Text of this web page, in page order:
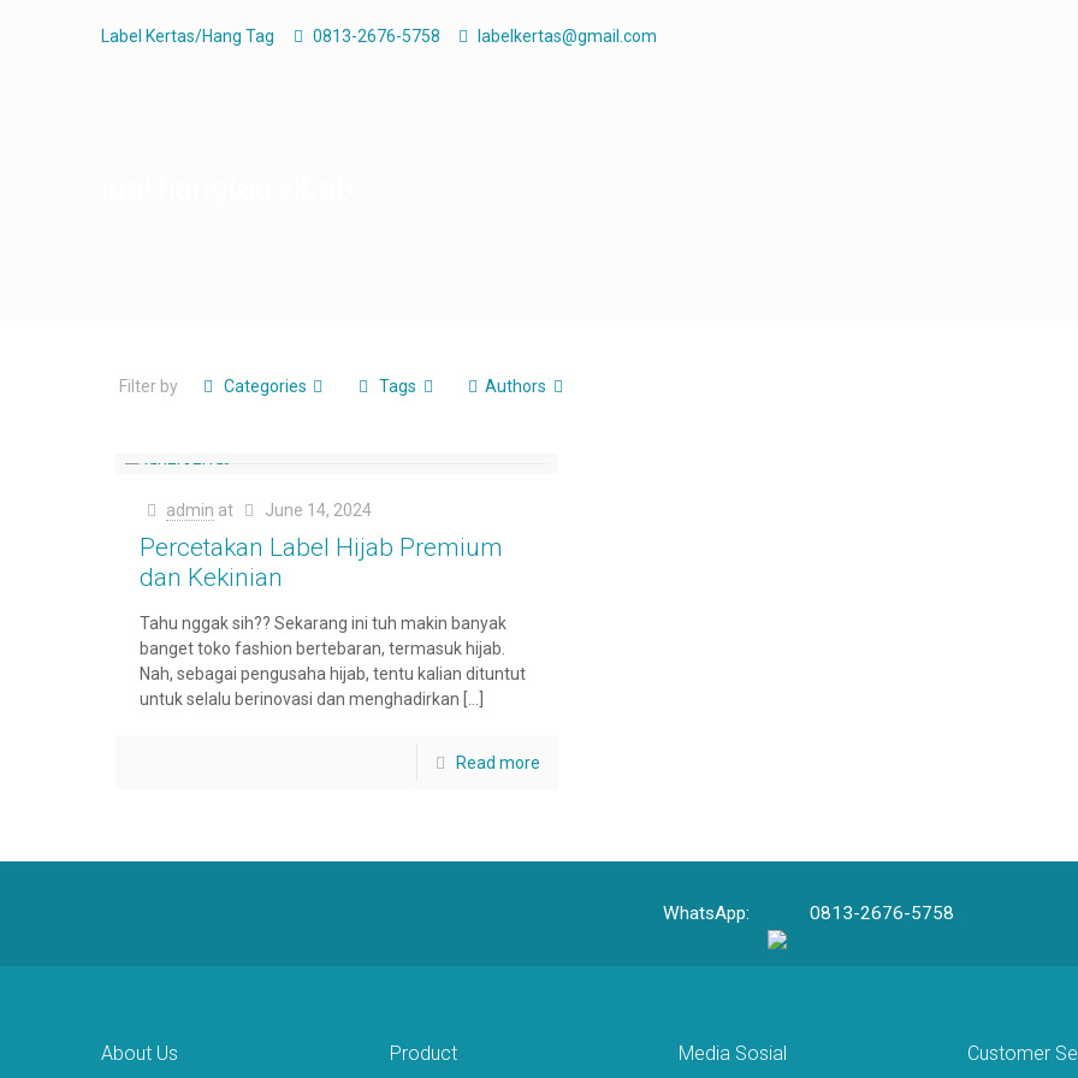
Label Kertas/Hang Tag 0813-2676-5758 labelkertas@gmail.com
Filter by Categories Tags Authors
admin at June 14, 2024
Percetakan Label Hijab Premium
dan Kekinian
Tahu nggak sih?? Sekarang ini tuh makin banyak
banget toko fashion bertebaran, termasuk hijab.
Nah, sebagai pengusaha hijab, tentu kalian dituntut
untuk selalu berinovasi dan menghadirkan
Read more
WhatsApp: 0813-2676-5758
About Us Product Media Sosial Customer